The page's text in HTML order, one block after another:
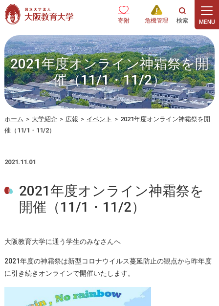
本文へ
寄附 危機管理
2021年度オンライン神霜祭を開
催（11/1・11/2）
ホーム > 大学紹介 > 広報 > イベント > 2021年度オンライン神霜祭を開
催（11/1・11/2）
2021.11.01
2021年度オンライン神霜祭を
開催（11/1・11/2）
大阪教育大学に通う学生のみなさんへ
2021年度の神霜祭は新型コロナウイルス蔓延防止の観点から昨年度
に引き続きオンラインで開催いたします。